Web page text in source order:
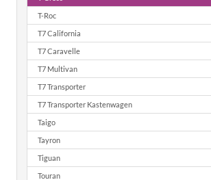
T-Roc
T7 California
T7 Caravelle
T7 Multivan
T7 Transporter
T7 Transporter Kastenwagen
Taigo
Tayron
Tiguan
Touran